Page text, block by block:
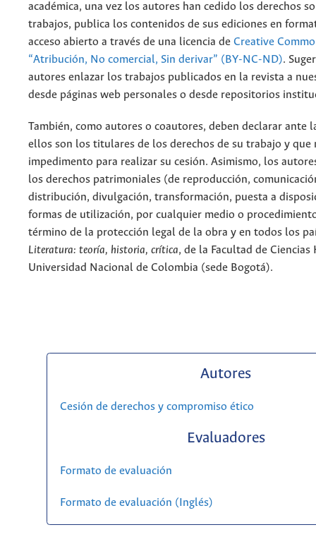
académica, una vez los autores han cedido los derechos
trabajos, publica los contenidos de sus ediciones en
acceso abierto a través de una licencia de Creative
“Atribución, No comercial, Sin derivar” (BY-NC-ND).
autores enlazar los trabajos publicados en la revista a
desde páginas web personales o desde repositorios
También, como autores o coautores, deben declarar ante
ellos son los titulares de los derechos de su trabajo y que
impedimento para realizar su cesión. Asimismo, los
los derechos patrimoniales (de reproducción,
distribución, divulgación, transformación, puesta a
formas de utilización, por cualquier medio o
término de la protección legal de la obra y en todos los
Literatura: teoría, historia, crítica, de la Facultad de Ciencias
Universidad Nacional de Colombia (sede Bogotá).
Autores
Cesión de derechos y compromiso ético
Evaluadores
Formato de evaluación
Formato de evaluación (Inglés)